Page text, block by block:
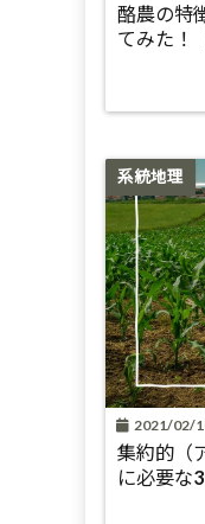
酪農の特
てみた！
系統地理
2021/02/
集約的（
に必要な